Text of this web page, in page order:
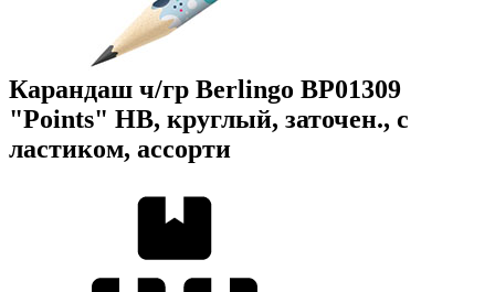
Карандаш ч/гр Berlingo BP01309
"Points" HB, круглый, заточен., с
ластиком, ассорти